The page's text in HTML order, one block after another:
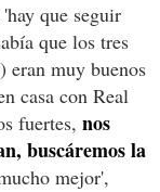
que seguir
que los tres
eran muy buenos
casa con Real
fuertes, nos
buscáremos la
mejor',